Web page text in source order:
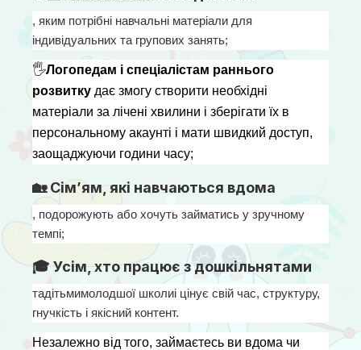
, яким потрібні навчальні матеріали для
індивідуальних та групових занять;
🖐Логопедам і спеціалістам раннього
розвитку дає змогу створити необхідні
матеріали за лічені хвилини і зберігати їх в
персональному акаунті і мати швидкий доступ,
заощаджуючи години часу;
🏡 Сім’ям, які навчаються вдома
, подорожують або хочуть займатись у зручному
темпі;
🎓 Усім, хто працює з дошкільнятами
тадітьмимолодшої школиі цінує свій час, структуру,
гнучкість і якісний контент.
Незалежно від того, займаєтесь ви вдома чи